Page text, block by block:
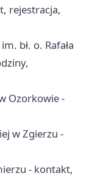
rejestracja,
bł. o. Rafała
Ozorkowie -
w Zgierzu -
- kontakt,